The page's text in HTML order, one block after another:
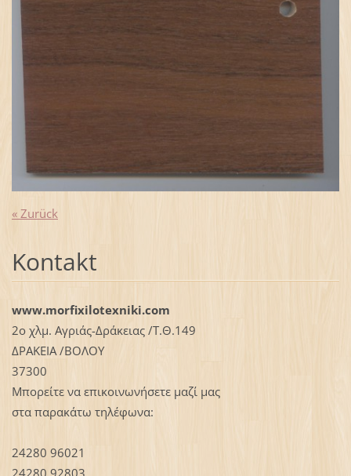
« Zurück
Kontakt
www.morfixilotexniki.com
2ο χλμ. Αγριάς-Δράκειας /Τ.Θ.149
ΔΡΑΚΕΙΑ /ΒΟΛΟΥ
37300
Μπορείτε να επικοινωνήσετε μαζί μας
στα παρακάτω τηλέφωνα:
24280 96021
24280 92803